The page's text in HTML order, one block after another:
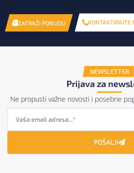
ZATRAŽI PONUDU KONTAKTIRAJTE
NEWSLETTER
Prijava za
Ne propusti važne novosti i posebne
POŠALJI